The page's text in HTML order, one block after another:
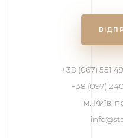
+38 (067) 551
+38 (097)
м. Київ,